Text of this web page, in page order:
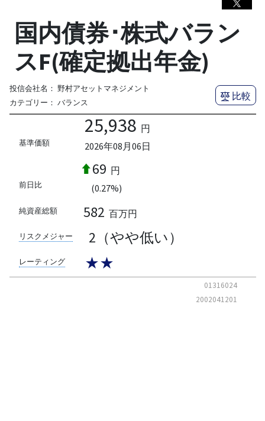
国内債券･株式バラン
スF(確定拠出年金)
投信会社名： 野村アセットマネジメント
カテゴリー： バランス
比較
基準価額
25,938 円
2026年08月06日
前日比
69 円
(0.27%)
純資産総額 582 百万円
リスクメジャー 2（やや低い）
レーティング ★★
01316024
2002041201